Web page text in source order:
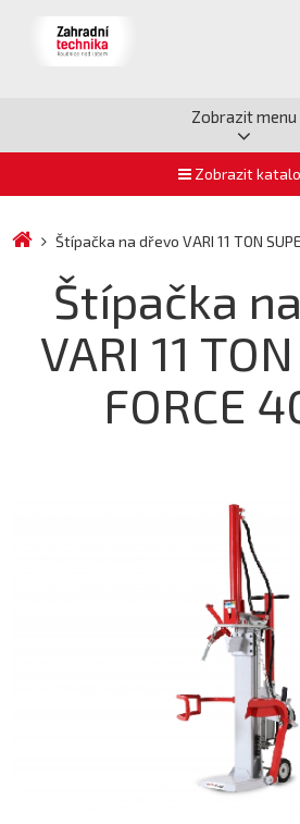
Zobrazit menu
Zobrazit
Štípačka na dřevo VARI 11 TON
Štípačka
VARI 11
FORCE